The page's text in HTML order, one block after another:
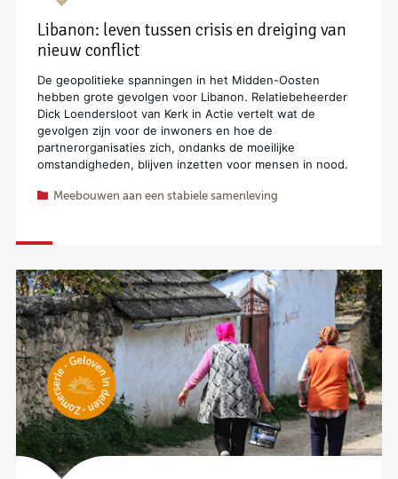
Libanon: leven tussen crisis en dreiging van
nieuw conflict
De geopolitieke spanningen in het Midden-Oosten
hebben grote gevolgen voor Libanon. Relatiebeheerder
Dick Loendersloot van Kerk in Actie vertelt wat de
gevolgen zijn voor de inwoners en hoe de
partnerorganisaties zich, ondanks de moeilijke
omstandigheden, blijven inzetten voor mensen in nood.
Meebouwen aan een stabiele samenleving